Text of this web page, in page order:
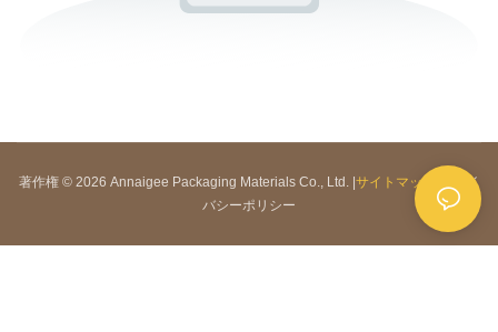
著作権 © 2026 Annaigee Packaging Materials Co., Ltd. |サイトマップ
プライ
バシーポリシー